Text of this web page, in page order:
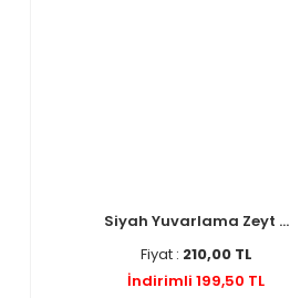
Siyah Yuvarlama Zeyt ...
Fiyat : 210,00 TL
İndirimli 199,50 TL